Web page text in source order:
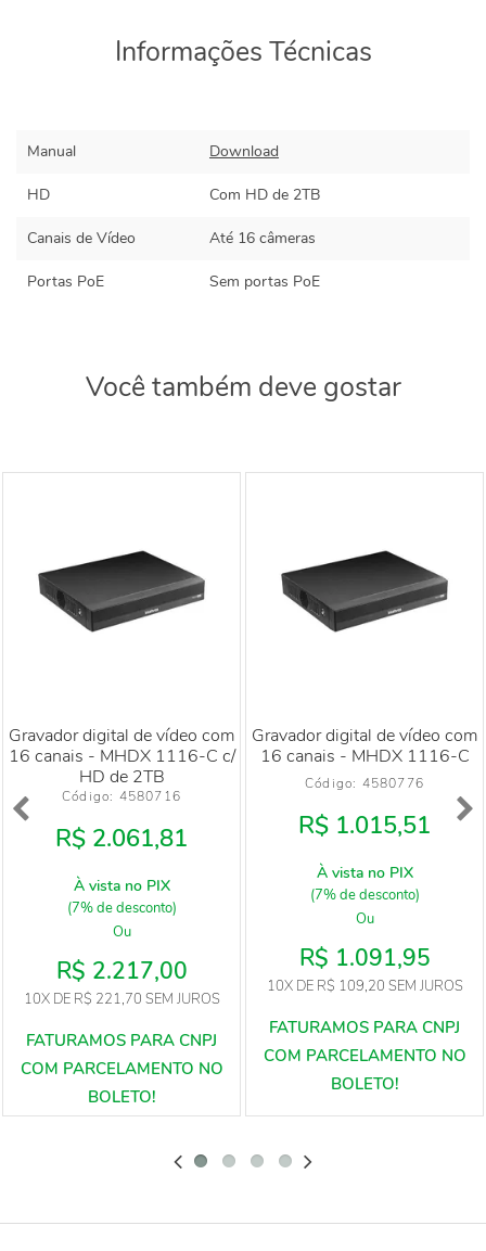
Informações Técnicas
Manual Download
HD Com HD de 2TB
Canais de Vídeo Até 16 câmeras
Portas PoE Sem portas PoE
Você também deve gostar
Gravador digital de vídeo com
16 canais - MHDX 1116-C c/
HD de 2TB
Código: 4580716
R$ 2.061,81
À vista no PIX
(7% de desconto)
Ou
R$ 2.217,00
10XDE R$ 221,70 SEM JUROS
Gravador digital de vídeo com
16 canais - MHDX 1116-C
Código: 4580776
R$ 1.015,51
À vista no PIX
(7% de desconto)
Ou
R$ 1.091,95
10XDE R$ 109,20 SEM JUROS